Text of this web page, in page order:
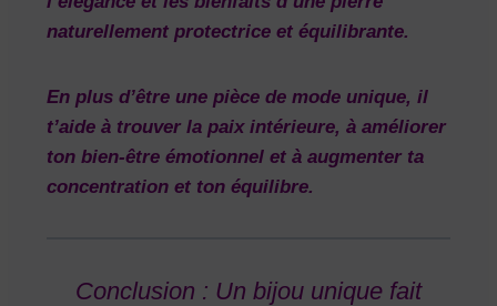
naturellement protectrice et équilibrante.
En plus d’être une pièce de mode unique, il
t’aide à trouver la paix intérieure, à améliorer
ton bien-être émotionnel et à augmenter ta
concentration et ton équilibre.
Conclusion : Un bijou unique fait